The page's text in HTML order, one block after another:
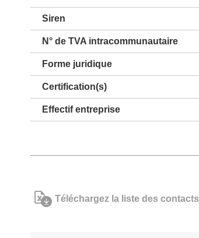
Siren
N° de TVA intracommunautaire
Forme juridique
Certification(s)
Effectif entreprise
Téléchargez la liste des contacts